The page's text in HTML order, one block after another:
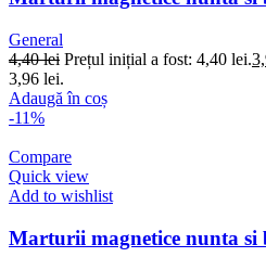
General
4,40lei Prețul inițial a fost: 4,40 lei.
3,96 lei.
Adaugă în coș
-11%
Compare
Quick view
Add to wishlist
Marturii magnetice nunta si